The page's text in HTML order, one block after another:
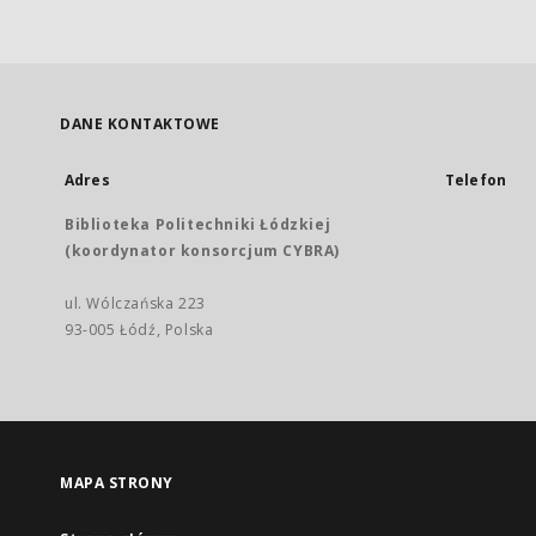
DANE KONTAKTOWE
Adres
Biblioteka Politechniki Łódzkiej
(koordynator konsorcjum CYBRA)
ul. Wólczańska 223
93-005 Łódź, Polska
Telefon
MAPA STRONY